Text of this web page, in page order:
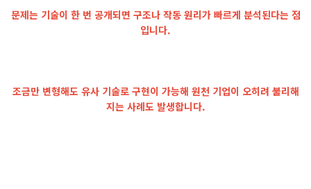
문제는 기술이 한 번 공개되면 구조나 작동 원리가 빠르게 분석된다는 점
입니다.
조금만 변형해도 유사 기술로 구현이 가능해 원천 기업이 오히려 불리해
지는 사례도 발생합니다.